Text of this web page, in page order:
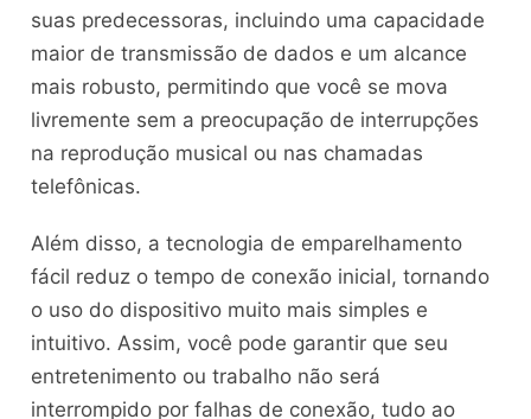
suas predecessoras, incluindo uma capacidade
maior de transmissão de dados e um alcance
mais robusto, permitindo que você se mova
livremente sem a preocupação de interrupções
na reprodução musical ou nas chamadas
telefônicas.
Além disso, a tecnologia de emparelhamento
fácil reduz o tempo de conexão inicial, tornando
o uso do dispositivo muito mais simples e
intuitivo. Assim, você pode garantir que seu
entretenimento ou trabalho não será
interrompido por falhas de conexão, tudo ao